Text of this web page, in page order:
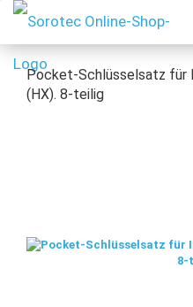
Pocket-Schlüsselsatz für
(HX). 8-teilig